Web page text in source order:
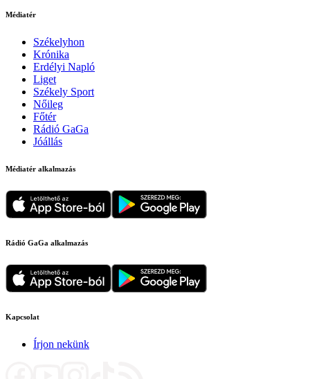
Médiatér
Székelyhon
Krónika
Erdélyi Napló
Liget
Székely Sport
Nőileg
Főtér
Rádió GaGa
Jóállás
Médiatér alkalmazás
Rádió GaGa alkalmazás
Kapcsolat
Írjon nekünk